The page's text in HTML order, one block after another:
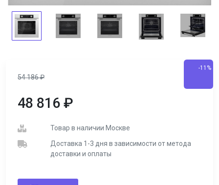
54 186₽
-11%
48 816 ₽
Товар в наличии Москве
Доставка 1-3 дня в зависимости от метода
доставки и оплаты